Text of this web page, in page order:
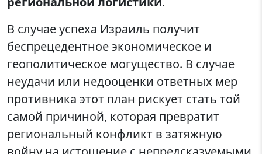
В случае успеха Израиль получит
беспрецедентное экономическое и
геополитическое могущество. В случае
неудачи или недооценки ответных мер
противника этот план рискует стать той
самой причиной, которая превратит
региональный конфликт в затяжную